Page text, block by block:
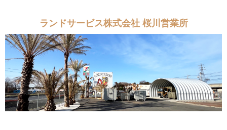
ランドサービス株式会社 桜川営業所